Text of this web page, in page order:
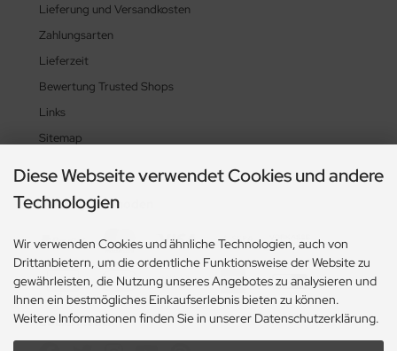
Lieferung und Versandkosten
Zahlungsarten
Lieferzeit
Bewertung Trusted Shops
Links
Sitemap
Zahlungsmethoden
Social Media
Diese Webseite verwendet Cookies und andere
Technologien
Wir verwenden Cookies und ähnliche Technologien, auch von
Drittanbietern, um die ordentliche Funktionsweise der Website zu
gewährleisten, die Nutzung unseres Angebotes zu analysieren und
Ihnen ein bestmögliches Einkaufserlebnis bieten zu können.
Weitere Informationen finden Sie in unserer Datenschutzerklärung.